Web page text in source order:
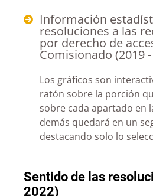
Información
resoluciones a las
por derecho de
Comisionado (2019
Los gráficos son
ratón sobre la porción
sobre cada apartado en
demás quedará en un
destacando solo lo